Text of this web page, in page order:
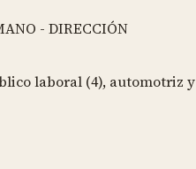
- DIRECCIÓN
laboral (4), automotriz y